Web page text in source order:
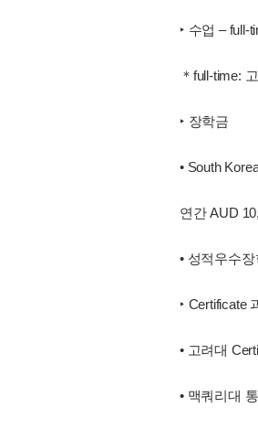
‣ 수업 – full-
＊full-time:
‣ 장학금
• South
연간 AUD
• 성적우수
‣ Certificate
• 고려대
• 맥쿼리대